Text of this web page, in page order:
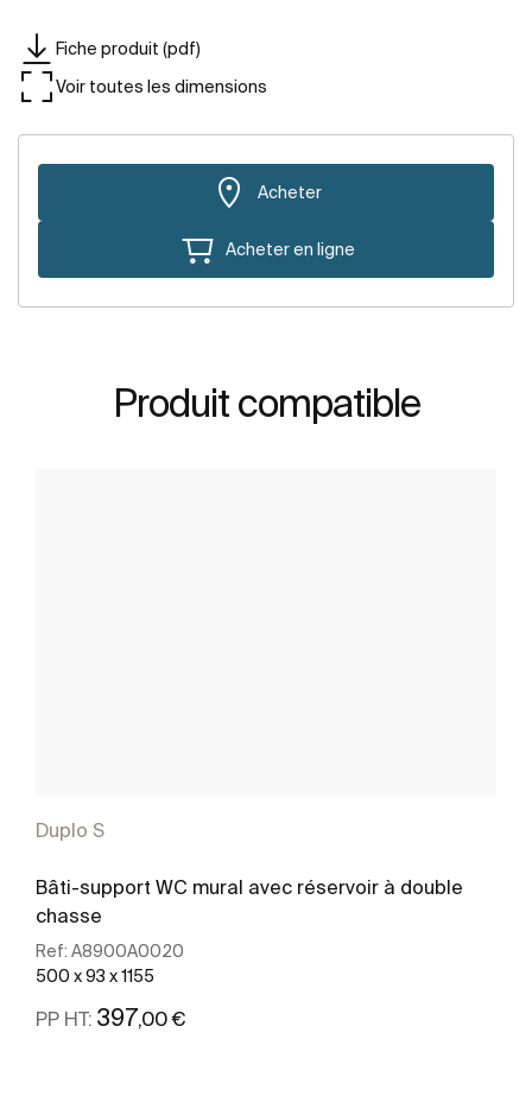
Fiche produit (pdf)
Voir toutes les dimensions
Acheter
Acheter en ligne
Produit compatible
Duplo S
Bâti-support WC mural avec réservoir à double
chasse
Ref: A8900A0020
500 x 93 x 1155
PP HT: 397,00 €